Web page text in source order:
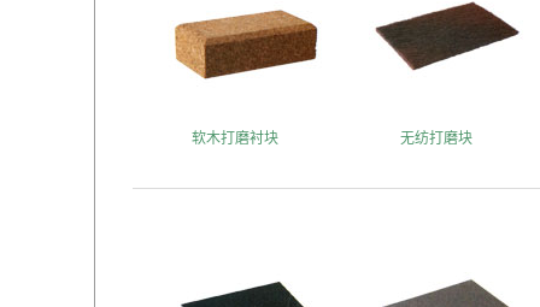
软木打磨衬块 无纺打磨块